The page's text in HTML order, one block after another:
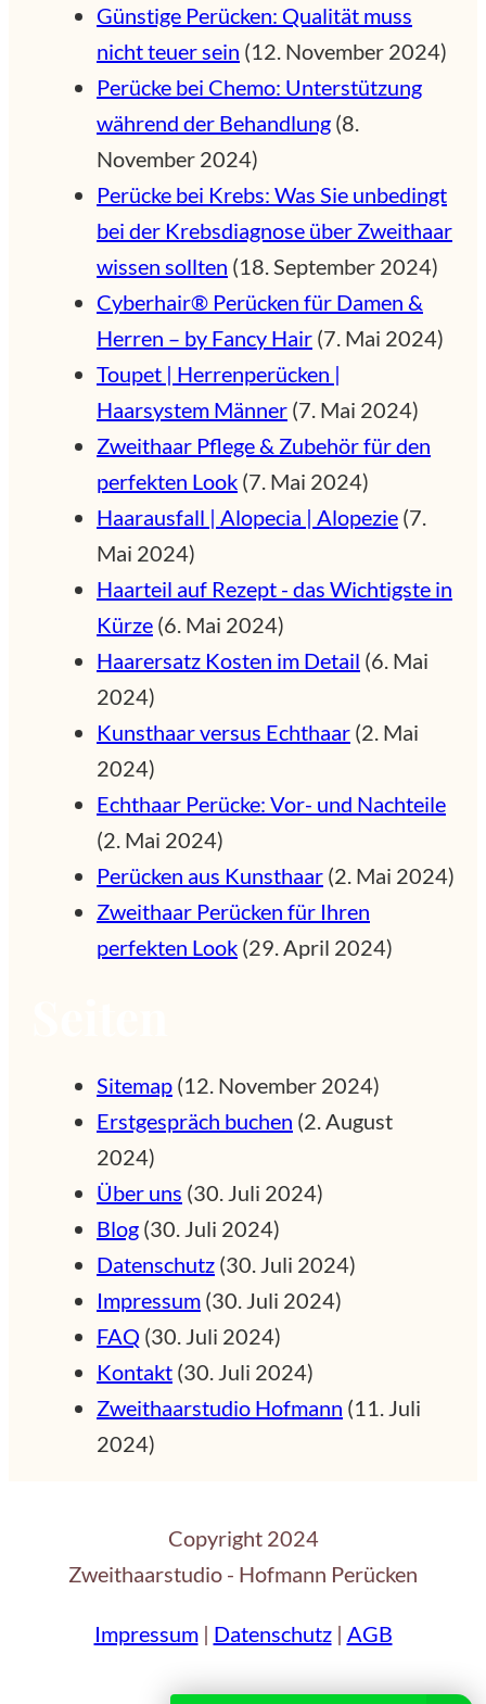
Günstige Perücken: Qualität muss
nicht teuer sein (12. November 2024)
Perücke bei Chemo: Unterstützung
während der Behandlung (8.
November 2024)
Perücke bei Krebs: Was Sie unbedingt
bei der Krebsdiagnose über Zweithaar
wissen sollten (18. September 2024)
Cyberhair® Perücken für Damen &
Herren – by Fancy Hair (7. Mai 2024)
Toupet | Herrenperücken |
Haarsystem Männer (7. Mai 2024)
Zweithaar Pflege & Zubehör für den
perfekten Look (7. Mai 2024)
Haarausfall | Alopecia | Alopezie (7.
Mai 2024)
Haarteil auf Rezept - das Wichtigste in
Kürze (6. Mai 2024)
Haarersatz Kosten im Detail (6. Mai
2024)
Kunsthaar versus Echthaar (2. Mai
2024)
Echthaar Perücke: Vor- und Nachteile
(2. Mai 2024)
Perücken aus Kunsthaar (2. Mai 2024)
Zweithaar Perücken für Ihren
perfekten Look (29. April 2024)
Sitemap (12. November 2024)
Erstgespräch buchen (2. August
2024)
Über uns (30. Juli 2024)
Blog (30. Juli 2024)
Datenschutz (30. Juli 2024)
Impressum (30. Juli 2024)
FAQ (30. Juli 2024)
Kontakt (30. Juli 2024)
Zweithaarstudio Hofmann (11. Juli
2024)
Copyright 2024
Zweithaarstudio - Hofmann Perücken
Impressum| Datenschutz| AGB